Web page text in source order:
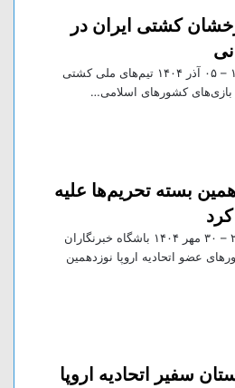
کشتی ایران در
به گزارش کاوک نیوز ۱۰:۰۰ – ۰۵ آذر ۱۴۰۴ تیم‌های ملی کشتی
بازی‌های کشور‌های اسلامی…
بسته تحریم‌ها علیه
به گزارش کاوک نیوز ۲۳:۴۸ – ۳۰ مهر ۱۴۰۴ باشگاه خبرنگاران
عضو اتحادیه اروپا نوزدهمین
سفیر اتحادیه اروپا